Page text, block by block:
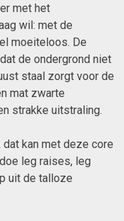
met het
wil: met de
moeiteloos. De
de ondergrond niet
staal zorgt voor de
mat zwarte
strakke uitstraling.
kan met deze core
leg raises, leg
uit de talloze